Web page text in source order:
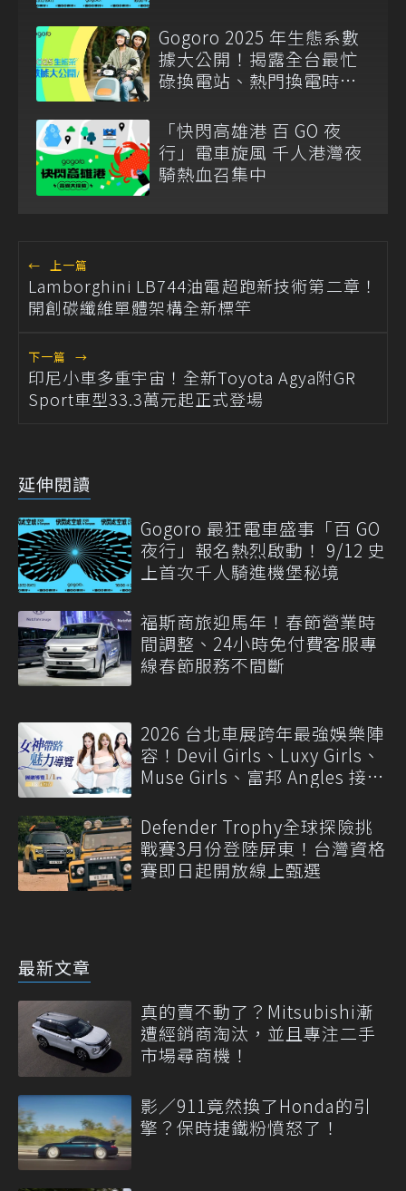
Gogoro 2025 年生態系數
據大公開！揭露全台最忙
碌換電站、熱門換電時
峰
「快閃高雄港 百 GO 夜
行」電車旋風 千人港灣夜
騎熱血召集中
← 上一篇
Lamborghini LB744油電超跑新技術第二章！
開創碳纖維單體架構全新標竿
下一篇 →
印尼小車多重宇宙！全新Toyota Agya附GR
Sport車型33.3萬元起正式登場
延伸閱讀
Gogoro 最狂電車盛事「百 GO
夜行」報名熱烈啟動！ 9/12 史
上首次千人騎進機堡秘境
福斯商旅迎馬年！春節營業時
間調整、24小時免付費客服專
線春節服務不間斷
2026 台北車展跨年最強娛樂陣
容！Devil Girls、Luxy Girls、
Muse Girls、富邦 Angles 接力
Defender Trophy全球探險挑
戰賽3月份登陸屏東！台灣資格
賽即日起開放線上甄選
最新文章
真的賣不動了？Mitsubishi漸
遭經銷商淘汰，並且專注二手
市場尋商機！
影／911竟然換了Honda的引
擎？保時捷鐵粉憤怒了！